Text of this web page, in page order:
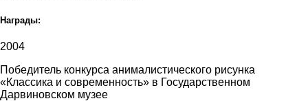
Награды:
2004
Победитель конкурса анималистического рисунка
«Классика и современность» в Государственном
Дарвиновском музее